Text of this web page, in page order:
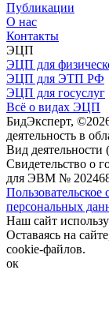
Публикации
О нас
Контакты
ЭЦП
ЭЦП для
ЭЦП для ЭТП РФ
ЭЦП для госуслуг
Всё о видах ЭЦП
БидЭксперт,
деятельность в
Вид деятельности
Свидетельство о
для ЭВМ №
Пользовательское
персональных
Наш сайт
Оставаясь на
cookie-файлов.
ок